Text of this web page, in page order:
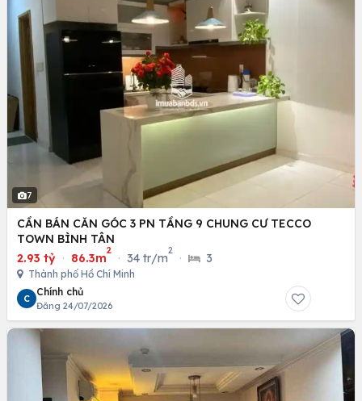
7
CẦN BÁN CĂN GÓC 3 PN TẦNG 9 CHUNG CƯ TECCO
TOWN BÌNH TÂN
2.93 tỷ · 86.3m
2
· 34 tr/m
2
· 3
Thành phố Hồ Chí Minh
C
Chính chủ
Đăng 24/07/2026